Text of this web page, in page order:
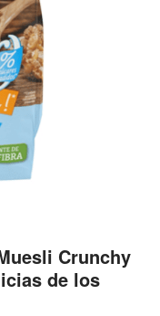
Crunchy
de los